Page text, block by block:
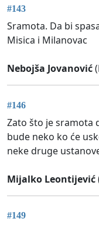
#143
Sramota. Da bi
Misica i Milanovac
Nebojša Jovanović
#146
Zato što je sramota
bude neko ko će
neke druge
Mijalko Leontijević
#149